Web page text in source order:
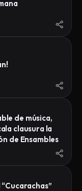
de música,
clausura la
de Ensambles